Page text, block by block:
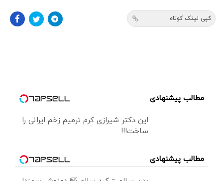
کپی لینک کوتاه
مطالب پیشنهادی
این دکتر شیرازی کرم ترمیم زخم ایرانی را
ساخت!!!
مطالب پیشنهادی